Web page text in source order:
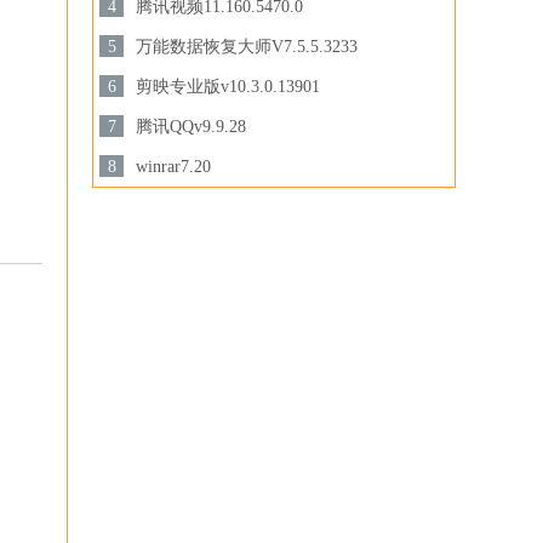
下载
4
腾讯视频11.160.5470.0
158.47 MB /
5
万能数据恢复大师V7.5.5.3233
3.28MB /
6
剪映专业版v10.3.0.13901
694.78 MB /
下载
7
腾讯QQv9.9.28
201.87MB /
8
winrar7.20